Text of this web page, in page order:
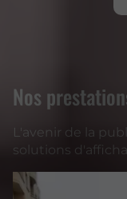
Nos
L'avenir de la
solutions